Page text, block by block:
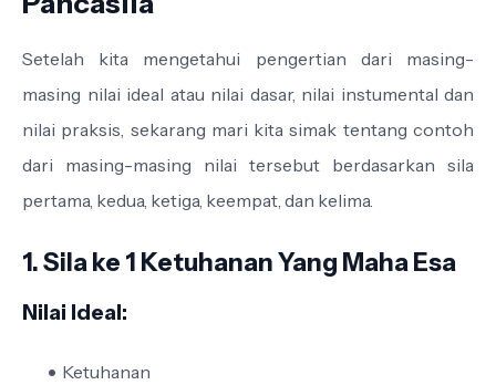
Setelah kita mengetahui pengertian dari masing-
masing nilai ideal atau nilai dasar, nilai instumental dan
nilai praksis, sekarang mari kita simak tentang contoh
dari masing-masing nilai tersebut berdasarkan sila
pertama, kedua, ketiga, keempat, dan kelima.
1. Sila ke 1 Ketuhanan Yang Maha Esa
Nilai Ideal:
Ketuhanan